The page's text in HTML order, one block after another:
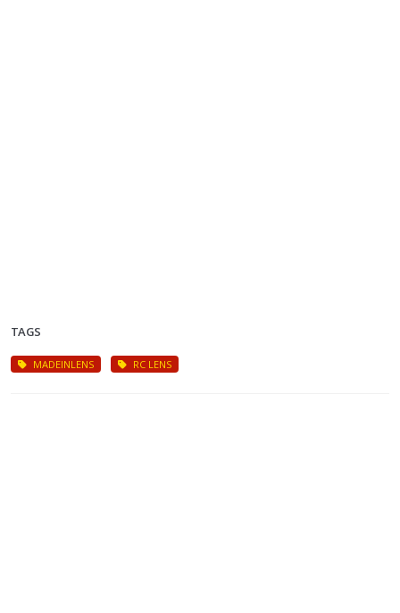
TAGS
MADEINLENS RC LENS